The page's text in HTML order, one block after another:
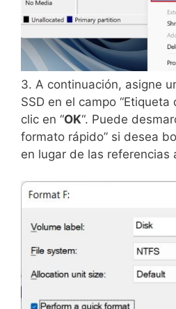
3. A continuación, asigne
SSD en el campo “Etiqueta
clic en “OK“. Puede
formato rápido” si desea
en lugar de las referencias